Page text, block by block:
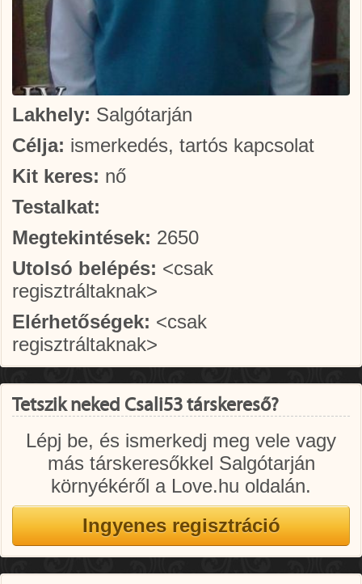
Lakhely: Salgótarján
Célja: ismerkedés, tartós kapcsolat
Kit keres: nő
Testalkat:
Megtekintések: 2650
Utolsó belépés: <csak
regisztráltaknak>
Elérhetőségek: <csak
regisztráltaknak>
Tetszik neked Csali53 társkereső?
Lépj be, és ismerkedj meg vele vagy
más társkeresőkkel Salgótarján
környékéről a Love.hu oldalán.